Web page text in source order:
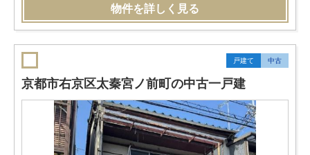
物件を詳しく見る
戸建て 中古
京都市右京区太秦宮ノ前町の中古一戸建